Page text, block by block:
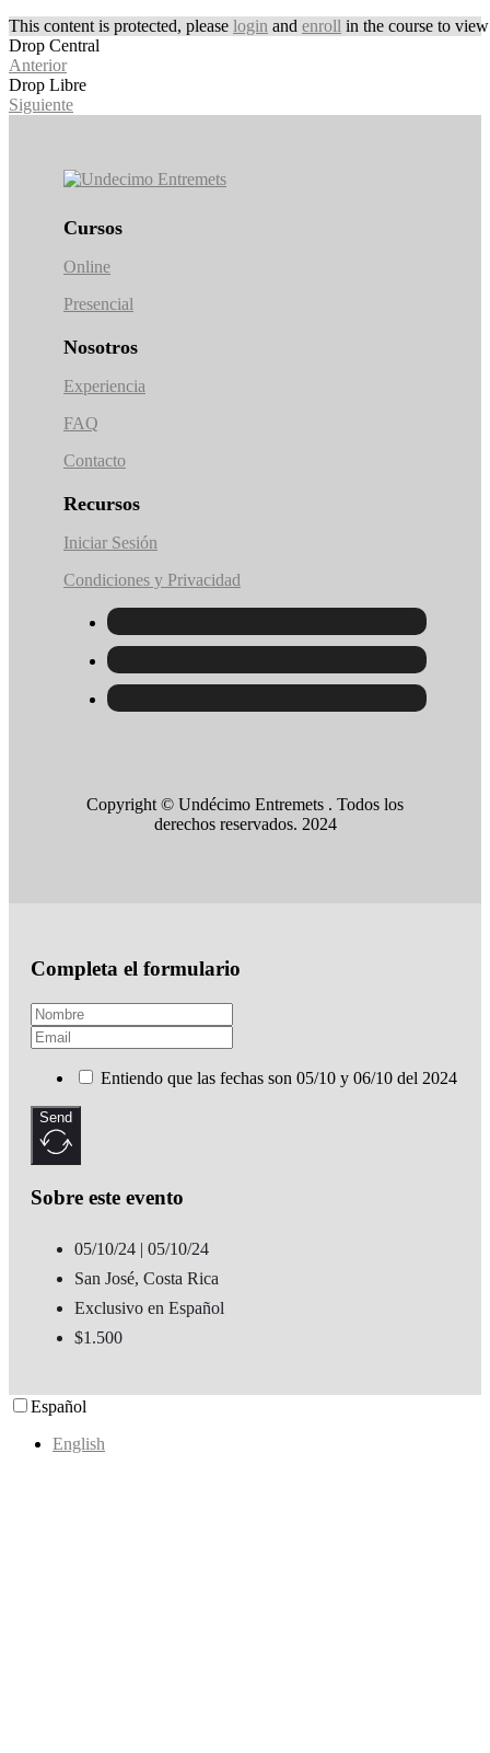
This content is protected, please login and enroll in the course to
Drop Central
Anterior
Drop Libre
Siguiente
Cursos
Online
Presencial
Nosotros
Experiencia
FAQ
Contacto
Recursos
Iniciar Sesión
Condiciones y Privacidad
Copyright © Undécimo Entremets . Todos los
derechos reservados. 2024
Completa el formulario
Entiendo que las fechas son 05/10 y 06/10 del 2024
Send
Sobre este evento
05/10/24 | 05/10/24
San José, Costa Rica
Exclusivo en Español
$1.500
Español
English